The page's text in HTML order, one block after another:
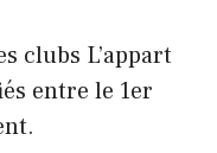
clubs L’appart
entre le 1er